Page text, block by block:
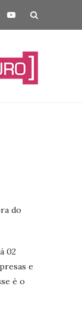
do
02
e
é o